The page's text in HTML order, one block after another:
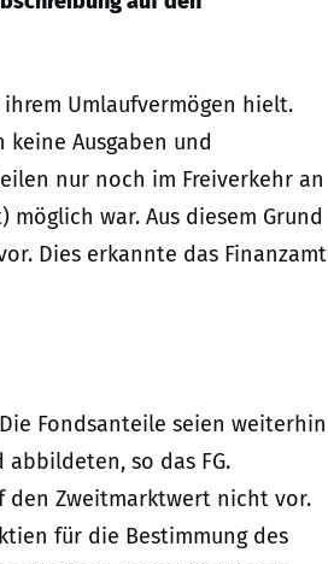
Umlaufvermögen hielt.
Ausgaben und
nur noch im Freiverkehr an
war. Aus diesem Grund
Dies erkannte das Finanzamt
Fondsanteile seien weiterhin
so das FG.
den Zweitmarktwert nicht vor.
für die Bestimmung des